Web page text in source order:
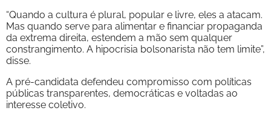
“Quando a cultura é plural, popular e livre, eles a atacam.
Mas quando serve para alimentar e financiar propaganda
da extrema direita, estendem a mão sem qualquer
constrangimento. A hipocrisia bolsonarista não tem limite”,
disse.
A pré-candidata defendeu compromisso com políticas
públicas transparentes, democráticas e voltadas ao
interesse coletivo.